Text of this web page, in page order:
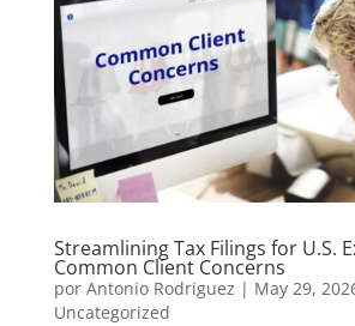
Streamlining Tax Filings for U.S.
Common Client Concerns
por Antonio Rodriguez | May 29,
Uncategorized